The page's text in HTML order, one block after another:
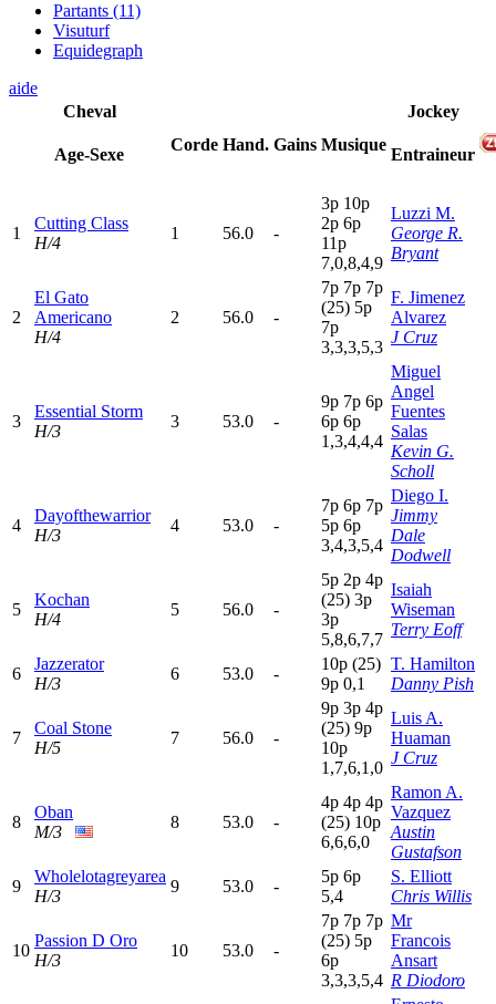
Partants (11)
Visuturf
Equidegraph
aide
Cheval
Age-Sexe
Corde Hand. Gains Musique
Jockey
Entraineur
1
Cutting Class
H/4
1 56.0 -
3p 10p
2p 6p
11p
7,0,8,4,9
Luzzi M.
George R.
Bryant
2
El Gato
Americano
H/4
2 56.0 -
7p 7p 7p
(25) 5p
7p
3,3,3,5,3
F. Jimenez
Alvarez
J Cruz
3
Essential Storm
H/3
3 53.0 -
9p 7p 6p
6p 6p
1,3,4,4,4
Miguel
Angel
Fuentes
Salas
Kevin G.
Scholl
4
Dayofthewarrior
H/3
4 53.0 -
7p 6p 7p
5p 6p
3,4,3,5,4
Diego I.
Jimmy
Dale
Dodwell
5
Kochan
H/4
5 56.0 -
5p 2p 4p
(25) 3p
3p
5,8,6,7,7
Isaiah
Wiseman
Terry Eoff
6
Jazzerator
H/3
6 53.0 -
10p (25)
9p 0,1
T. Hamilton
Danny Pish
7
Coal Stone
H/5
7 56.0 -
9p 3p 4p
(25) 9p
10p
1,7,6,1,0
Luis A.
Huaman
J Cruz
8
Oban
M/3
8 53.0 -
4p 4p 4p
(25) 10p
6,6,6,0
Ramon A.
Vazquez
Austin
Gustafson
9
Wholelotagreyarea
H/3
9 53.0 -
5p 6p
5,4
S. Elliott
Chris Willis
10
Passion D Oro
H/3
10 53.0 -
7p 7p 7p
(25) 5p
6p
3,3,3,5,4
Mr
Francois
Ansart
R Diodoro